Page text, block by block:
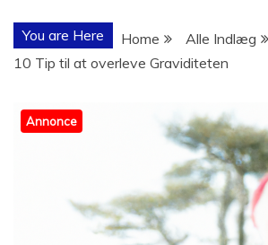
You are Here Home
Alle Indlæg
10 Tip til at overleve Graviditeten
Annonce